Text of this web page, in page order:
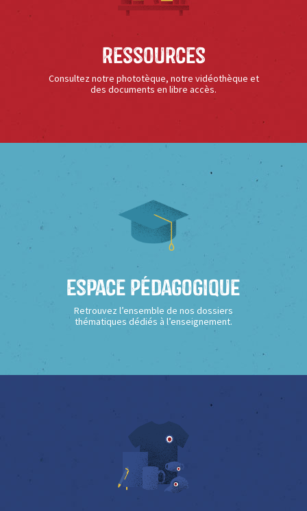
Ressources
Consultez notre phototèque, notre vidéothèque et
des documents en libre accès.
Espace Pédagogique
Retrouvez l’ensemble de nos dossiers
thématiques dédiés à l’enseignement.